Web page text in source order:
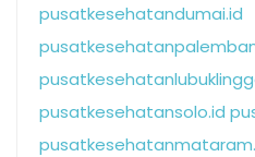
pusatkesehatandumai.id
pusatkesehatansolo.id